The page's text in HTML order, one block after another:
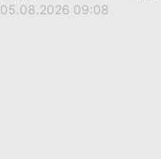
05.08.2026 09:08